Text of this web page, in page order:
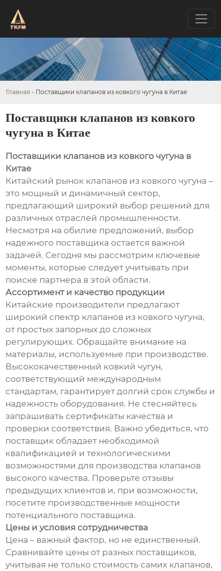
Главная - Поставщики клапанов из ковкого чугуна в Китае
Поставщики клапанов из ковкого
чугуна в Китае
Поставщики клапанов из ковкого чугуна в
Китае
Китайский рынок клапанов из ковкого чугуна –
это мощный и динамичный сектор,
предлагающий широкий выбор решений для
различных отраслей промышленности.
Несмотря на обилие предложений, выбор
надежного поставщика остается важной
задачей. Сегодня мы рассмотрим ключевые
моменты, которые следует учитывать при
поиске партнера в этой области.
Ассортимент и качество продукции
Китайские производители предлагают
широкий спектр клапанов из ковкого чугуна,
от простых запорных до сложных
регулирующих. Обращайте внимание на
материалы, используемые при производстве.
Высококачественный ковкий чугун,
соответствующий международным
стандартам, гарантирует долгий срок службы и
надежность оборудования. Не стесняйтесь
запрашивать сертификаты качества и
проверки соответствия. Важно убедиться, что
поставщик обладает необходимой
квалификацией и технологическими
возможностями для производства клапанов
высокого качества. Проверьте отзывы
предыдущих клиентов и, при возможности,
посетите производственные мощности
потенциального поставщика.
Цены и условия сотрудничества
Цена – важный фактор, но не единственный.
Сравнивайте цены от разных поставщиков,
учитывая не только стоимость самих клапанов,